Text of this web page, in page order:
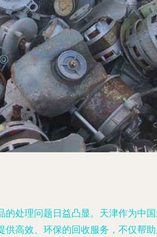
处理问题日益凸显。天津作为中
高效、环保的回收服务，不仅帮